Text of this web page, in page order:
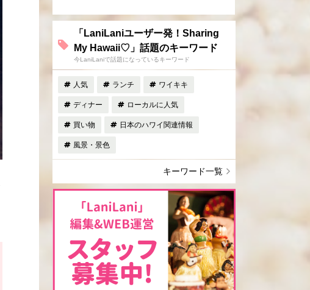
「LaniLaniユーザー発！Sharing
My Hawaii♡」話題のキーワード
今LaniLaniで話題になっているキーワード
人気 ランチ ワイキキ
ディナー ローカルに人気
買い物 日本のハワイ関連情報
風景・景色
キーワード一覧